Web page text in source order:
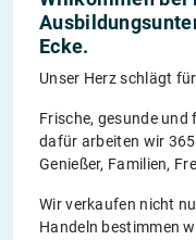
Ecke.
Unser Herz schlägt
Frische, gesunde
dafür arbeiten wir 365
Genießer, Familien,
Wir verkaufen nicht
Handeln bestimmen